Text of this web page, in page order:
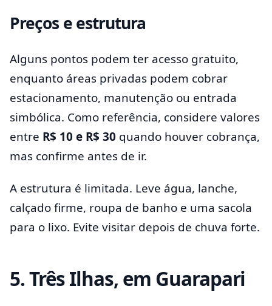
Preços e estrutura
Alguns pontos podem ter acesso gratuito,
enquanto áreas privadas podem cobrar
estacionamento, manutenção ou entrada
simbólica. Como referência, considere valores
entre R$ 10 e R$ 30 quando houver cobrança,
mas confirme antes de ir.
A estrutura é limitada. Leve água, lanche,
calçado firme, roupa de banho e uma sacola
para o lixo. Evite visitar depois de chuva forte.
5. Três Ilhas, em Guarapari